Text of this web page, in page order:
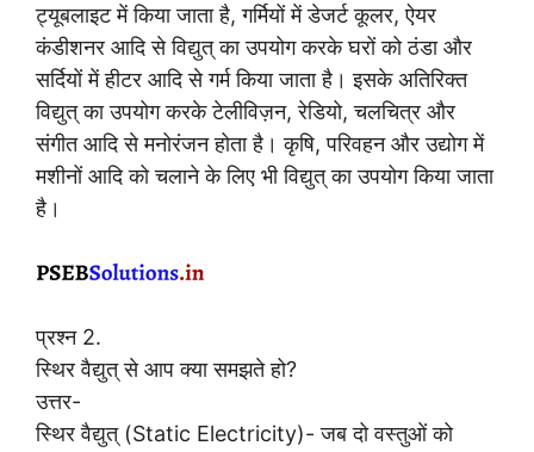
ट्यूबलाइट में किया जाता है, गर्मियों में डेजर्ट कूलर, ऐयर
कंडीशनर आदि से विद्युत् का उपयोग करके घरों को ठंडा और
सर्दियों में हीटर आदि से गर्म किया जाता है। इसके अतिरिक्त
विद्युत् का उपयोग करके टेलीविज़न, रेडियो, चलचित्र और
संगीत आदि से मनोरंजन होता है। कृषि, परिवहन और उद्योग में
मशीनों आदि को चलाने के लिए भी विद्युत् का उपयोग किया जाता
है।
प्रश्न 2.
स्थिर वैद्युत् से आप क्या समझते हो?
उत्तर-
स्थिर वैद्युत् (Static Electricity)- जब दो वस्तुओं को